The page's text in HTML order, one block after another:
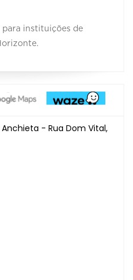
para instituições de
- Rua Dom Vital,